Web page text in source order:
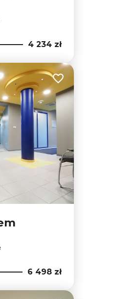
contributors
4 234 zł
Dodaj do
6 498 zł